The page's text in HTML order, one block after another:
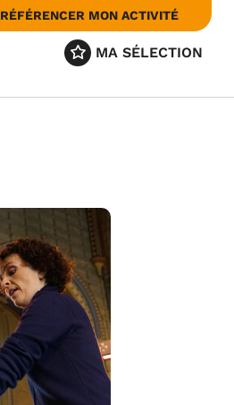
RÉFÉRENCER MON ACTIVITÉ
MA SÉLECTION